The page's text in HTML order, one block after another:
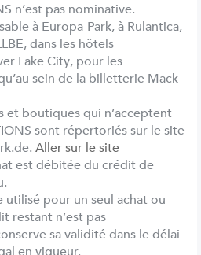
n’est pas nominative.
à Europa-Park, à Rulantica,
dans les hôtels
Lake City, pour les
sein de la billetterie Mack
et boutiques qui n’acceptent
sont répertoriés sur le site
Aller sur le site
est débitée du crédit de
pour un seul achat ou
restant n’est pas
sa validité dans le délai